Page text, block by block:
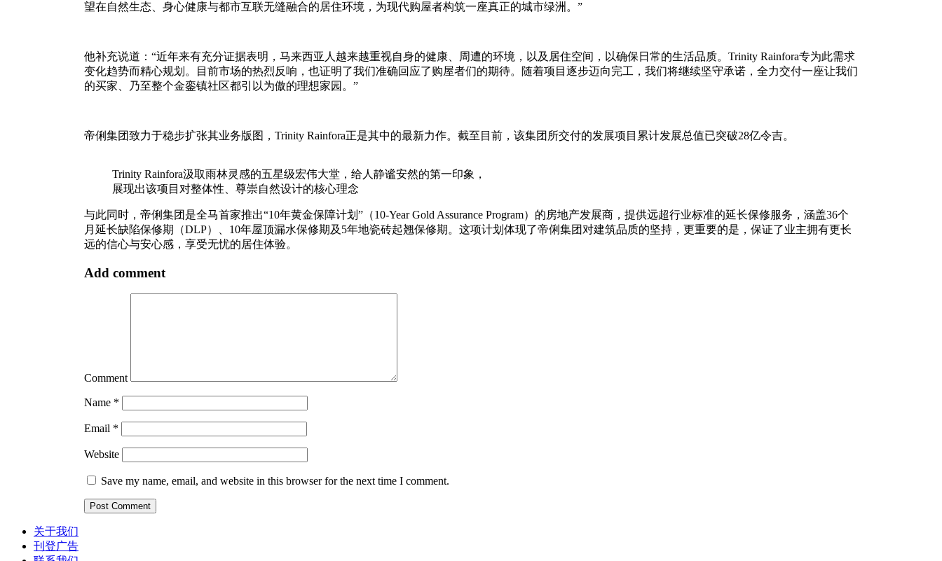
望在自然生态、身心健康与都市互联无缝融合的居住环境，为现代购屋者构筑一座真正的城市绿洲。”
他补充说道：“近年来有充分证据表明，马来西亚人越来越重视自身的健康、周遭的环境，以及居住空间，以确保日常的生活品质。Trinity Rainfora专为此需求
变化趋势而精心规划。目前市场的热烈反响，也证明了我们准确回应了购屋者们的期待。随着项目逐步迈向完工，我们将继续坚守承诺，全力交付一座让我们
的买家、乃至整个金銮镇社区都引以为傲的理想家园。”
帝俐集团致力于稳步扩张其业务版图，Trinity Rainfora正是其中的最新力作。截至目前，该集团所交付的发展项目累计发展总值已突破28亿令吉。
Trinity Rainfora汲取雨林灵感的五星级宏伟大堂，给人静谧安然的第一印象，
展现出该项目对整体性、尊崇自然设计的核心理念
与此同时，帝俐集团是全马首家推出“10年黄金保障计划”（10-Year Gold Assurance Program）的房地产发展商，提供远超行业标准的延长保修服务，涵盖36个
月延长缺陷保修期（DLP）、10年屋顶漏水保修期及5年地瓷砖起翘保修期。这项计划体现了帝俐集团对建筑品质的坚持，更重要的是，保证了业主拥有更长
远的信心与安心感，享受无忧的居住体验。
Add comment
Comment
Name *
Email *
Website
Save my name, email, and website in this browser for the next time I comment.
关于我们
刊登广告